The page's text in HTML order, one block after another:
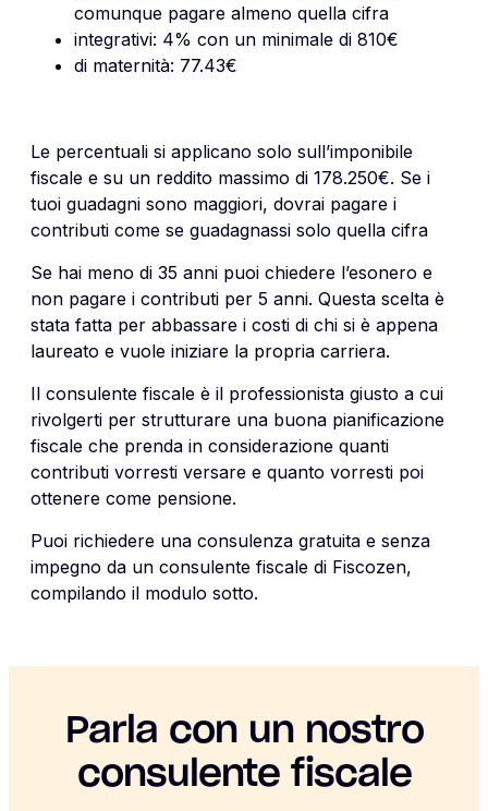
comunque pagare almeno quella cifra
integrativi: 4% con un minimale di 810€
di maternità: 77.43€
Le percentuali si applicano solo sull’imponibile
fiscale e su un reddito massimo di 178.250€. Se i
tuoi guadagni sono maggiori, dovrai pagare i
contributi come se guadagnassi solo quella cifra
Se hai meno di 35 anni puoi chiedere l’esonero e
non pagare i contributi per 5 anni. Questa scelta è
stata fatta per abbassare i costi di chi si è appena
laureato e vuole iniziare la propria carriera.
Il consulente fiscale è il professionista giusto a cui
rivolgerti per strutturare una buona pianificazione
fiscale che prenda in considerazione quanti
contributi vorresti versare e quanto vorresti poi
ottenere come pensione.
Puoi richiedere una consulenza gratuita e senza
impegno da un consulente fiscale di Fiscozen,
compilando il modulo sotto.
Parla con un nostro
consulente fiscale